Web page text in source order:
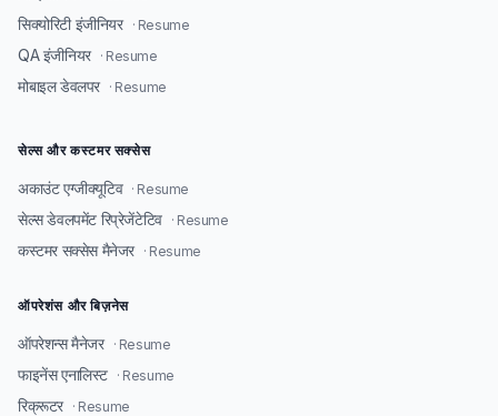
सिक्योरिटी इंजीनियर · Resume
QA इंजीनियर · Resume
मोबाइल डेवलपर · Resume
सेल्स और कस्टमर सक्सेस
अकाउंट एग्जीक्यूटिव · Resume
सेल्स डेवलपमेंट रिप्रेजेंटेटिव · Resume
कस्टमर सक्सेस मैनेजर · Resume
ऑपरेशंस और बिज़नेस
ऑपरेशन्स मैनेजर · Resume
फाइनेंस एनालिस्ट · Resume
रिक्रूटर · Resume